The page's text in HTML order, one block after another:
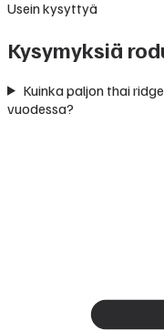
Usein kysyttyä
Kysymyksiä
Kuinka paljon thai
vuodessa?